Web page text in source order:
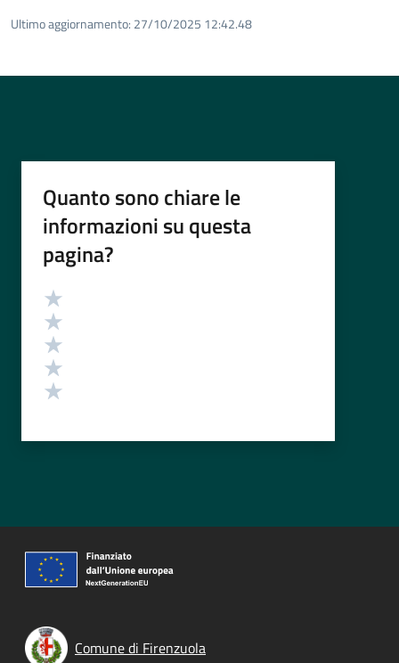
Ultimo aggiornamento: 27/10/2025 12:42.48
Quanto sono chiare le
informazioni su questa
pagina?
Valutazione
Comune di Firenzuola